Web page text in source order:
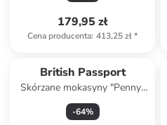
179,95 zł
Cena producenta: 413,25 zł*
British Passport
Skórzane mokasyny "Penny"
w kolorze musztardowym
-64%